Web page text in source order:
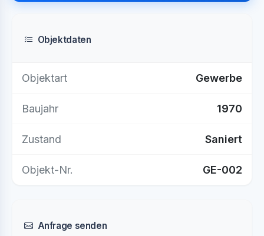
Objektdaten
Objektart Gewerbe
Baujahr 1970
Zustand Saniert
Objekt-Nr. GE-002
Anfrage senden